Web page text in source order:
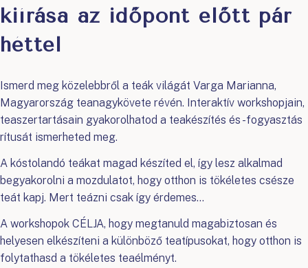
kiírása az időpont előtt pár
héttel
Ismerd meg közelebbről a teák világát Varga Marianna,
Magyarország teanagykövete révén. Interaktív workshopjain,
teaszertartásain gyakorolhatod a teakészítés és -fogyasztás
rítusát ismerheted meg.
A kóstolandó teákat magad készíted el, így lesz alkalmad
begyakorolni a mozdulatot, hogy otthon is tökéletes csésze
teát kapj. Mert teázni csak így érdemes…
A workshopok CÉLJA, hogy megtanuld magabiztosan és
helyesen elkészíteni a különböző teatípusokat, hogy otthon is
folytathasd a tökéletes teaélményt.